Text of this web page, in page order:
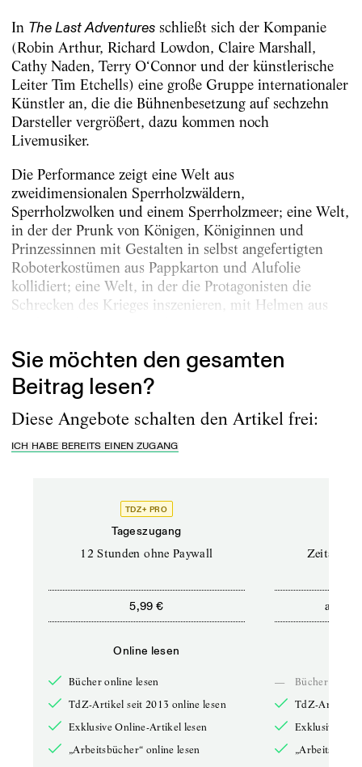
In The Last Adventuresschließt sich der Kompanie
(Robin Arthur, Richard Lowdon, Claire Marshall,
Cathy Naden, Terry O‘Connor und der künstlerische
Leiter Tim Etchells) eine große Gruppe internationaler
Künstler an, die die Bühnenbesetzung auf sechzehn
Darsteller vergrößert, dazu kommen noch
Livemusiker.
Die Performance zeigt eine Welt aus
zweidimensionalen Sperrholzwäldern,
Sperrholzwolken und einem Sperrholzmeer; eine Welt,
in der der Prunk von Königen, Königinnen und
Prinzessinnen mit Gestalten in selbst angefertigten
Roboterkostümen aus Pappkarton und Alufolie
kollidiert; eine Welt, in der die Protagonisten die
Schrecken des Krieges inszenieren, mit Helmen aus
Sie möchten den gesamten
Beitrag lesen?
Diese Angebote schalten den Artikel frei:
ICH HABE BEREITS EINEN ZUGANG
TDZ+ PRO
Tageszugang
12 Stunden ohne Paywall
5,99 €
Online lesen
Bücher online lesen
TdZ-Artikel seit 2013 online lesen
Exklusive Online-Artikel lesen
„Arbeitsbücher“ online lesen
ab
—
Bücher online
TdZ-Artikel
Exklusive